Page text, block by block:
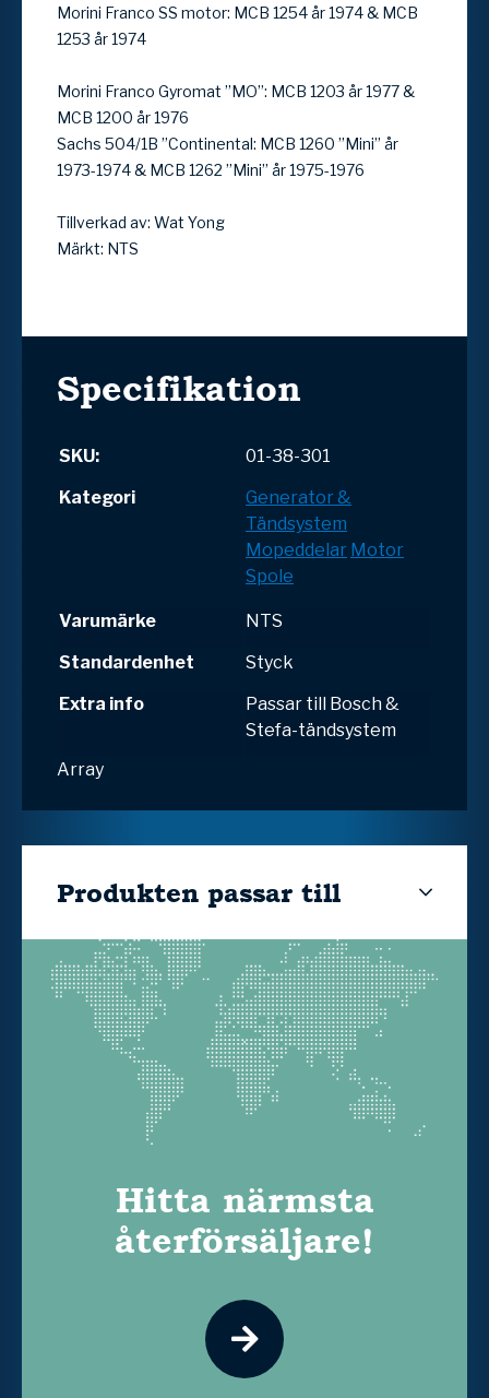
Morini Franco SS motor: MCB 1254 år 1974 & MCB
1253 år 1974
Morini Franco Gyromat ”MO”: MCB 1203 år 1977 &
MCB 1200 år 1976
Sachs 504/1B ”Continental: MCB 1260 ”Mini” år
1973-1974 & MCB 1262 ”Mini” år 1975-1976
Tillverkad av: Wat Yong
Märkt: NTS
Specifikation
SKU:
01-38-301
Kategori
Generator &
Tändsystem
Mopeddelar Motor
Spole
Varumärke
NTS
Standardenhet
Styck
Extra info
Passar till Bosch &
Stefa-tändsystem
Array
Produkten passar till
Hitta närmsta
återförsäljare!